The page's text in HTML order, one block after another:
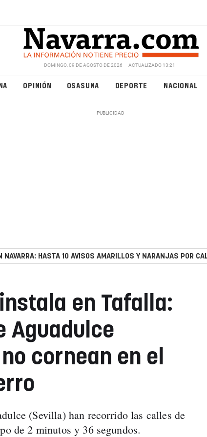
DOMINGO, 09 DE AGOSTO DE 2026 ACTUALIZADO 13:21
OPINIÓN OSASUNA DEPORTE NACIONAL
NAVARRA: HASTA 10 AVISOS AMARILLOS Y NARANJAS POR
en Tafalla:
Aguadulce
cornean en el
(Sevilla) han recorrido las calles de
de 2 minutos y 36 segundos.